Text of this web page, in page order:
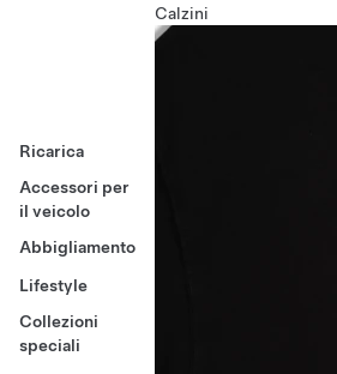
Ricarica
Accessori per
il veicolo
Abbigliamento
Lifestyle
Collezioni
speciali
Calzini